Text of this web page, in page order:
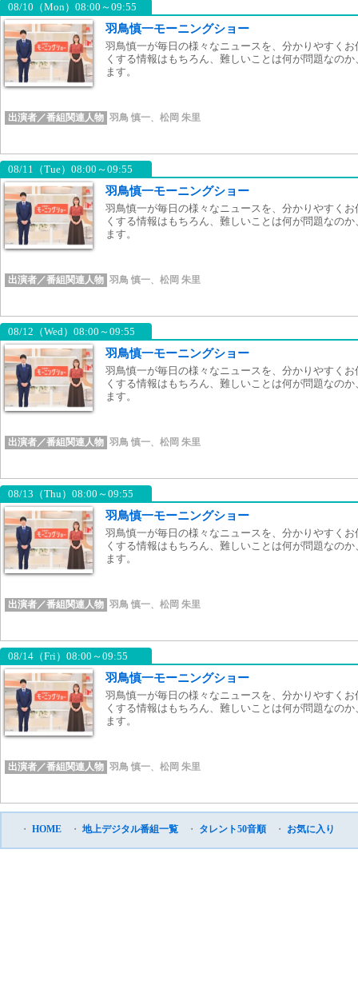
08/10（Mon）08:00～09:55
羽鳥慎一モーニングショー
羽鳥慎一が毎日の様々なニュースを、分かりやすく
くする情報はもちろん、難しいことは何が問題なの
ます。
出演者／番組関連人物 羽鳥 慎一、 松岡 朱里
08/11（Tue）08:00～09:55
羽鳥慎一モーニングショー
羽鳥慎一が毎日の様々なニュースを、分かりやすく
くする情報はもちろん、難しいことは何が問題なの
ます。
出演者／番組関連人物 羽鳥 慎一、 松岡 朱里
08/12（Wed）08:00～09:55
羽鳥慎一モーニングショー
羽鳥慎一が毎日の様々なニュースを、分かりやすく
くする情報はもちろん、難しいことは何が問題なの
ます。
出演者／番組関連人物 羽鳥 慎一、 松岡 朱里
08/13（Thu）08:00～09:55
羽鳥慎一モーニングショー
羽鳥慎一が毎日の様々なニュースを、分かりやすく
くする情報はもちろん、難しいことは何が問題なの
ます。
出演者／番組関連人物 羽鳥 慎一、 松岡 朱里
08/14（Fri）08:00～09:55
羽鳥慎一モーニングショー
羽鳥慎一が毎日の様々なニュースを、分かりやすく
くする情報はもちろん、難しいことは何が問題なの
ます。
出演者／番組関連人物 羽鳥 慎一、 松岡 朱里
・ HOME ・ 地上デジタル番組一覧 ・ タレント50音順 ・ お気に入り